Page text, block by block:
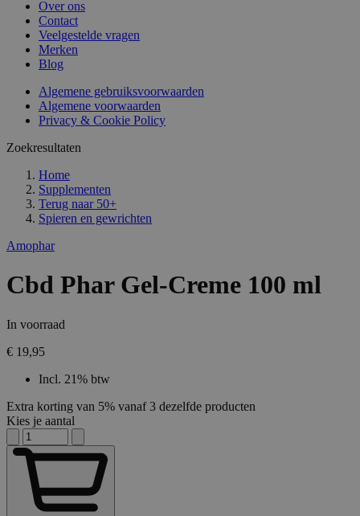
Over ons
Contact
Veelgestelde vragen
Merken
Blog
Algemene gebruiksvoorwaarden
Algemene voorwaarden
Privacy & Cookie Policy
Zoekresultaten
Home
Supplementen
Terug naar 50+
Spieren en gewrichten
Amophar
Cbd Phar Gel-Creme 100 ml
In voorraad
€ 19,95
Incl. 21% btw
Extra korting van 5% vanaf 3 dezelfde producten
Kies je aantal